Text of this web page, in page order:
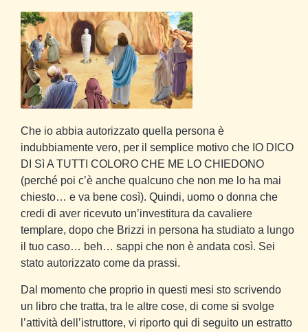
Che io abbia autorizzato quella persona è
indubbiamente vero, per il semplice motivo che IO DICO
DI Sì A TUTTI COLORO CHE ME LO CHIEDONO
(perché poi c’è anche qualcuno che non me lo ha mai
chiesto… e va bene così). Quindi, uomo o donna che
credi di aver ricevuto un’investitura da cavaliere
templare, dopo che Brizzi in persona ha studiato a lungo
il tuo caso… beh… sappi che non è andata così. Sei
stato autorizzato come da prassi.
Dal momento che proprio in questi mesi sto scrivendo
un libro che tratta, tra le altre cose, di come si svolge
l’attività dell’istruttore, vi riporto qui di seguito un estratto